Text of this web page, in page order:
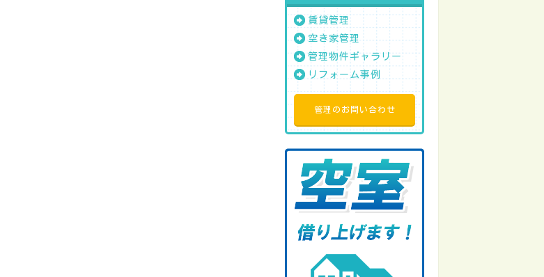
賃貸管理
空き家管理
管理物件ギャラリー
リフォーム事例
管理のお問い合わせ